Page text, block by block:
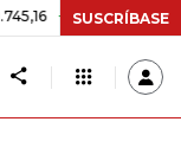
+$ 2.295,71 +0,58%
SUSCRÍBASE